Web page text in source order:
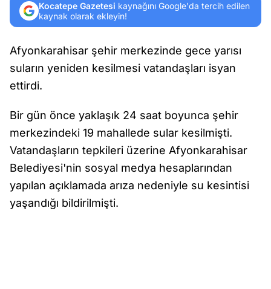
Kocatepe Gazetesi kaynağını Google'da tercih edilen
kaynak olarak ekleyin!
Afyonkarahisar şehir merkezinde gece yarısı
suların yeniden kesilmesi vatandaşları isyan
ettirdi.
Bir gün önce yaklaşık 24 saat boyunca şehir
merkezindeki 19 mahallede sular kesilmişti.
Vatandaşların tepkileri üzerine Afyonkarahisar
Belediyesi'nin sosyal medya hesaplarından
yapılan açıklamada arıza nedeniyle su kesintisi
yaşandığı bildirilmişti.